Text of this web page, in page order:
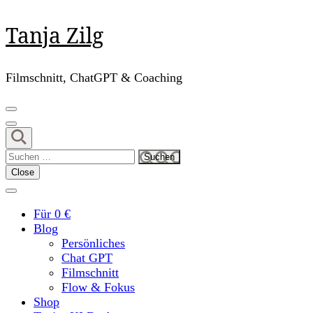
Skip
to
(Press
Enter)
Tanja Zilg
Filmschnitt, ChatGPT & Coaching
Suchen
nach:
Close
Für 0 €
Blog
Persönliches
Chat GPT
Filmschnitt
Flow & Fokus
Shop